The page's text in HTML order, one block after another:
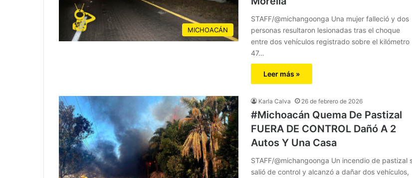
MICHOACÁN
STAFF/@michangoonga Una mujer falleció y dos
personas resultaron lesionadas tras el choque
entre dos vehículos registrado sobre el kilómetro
47…
Leer más »
Karla Calva 26 de febrero de 2026
#Michoacán Quema De Pastizal
FUERA DE CONTROL Dañó A 2
Autos Y Una Casa
STAFF/@michangoonga Un incendio de pastizal
salió de control y alcanzó a dañar dos vehículos,